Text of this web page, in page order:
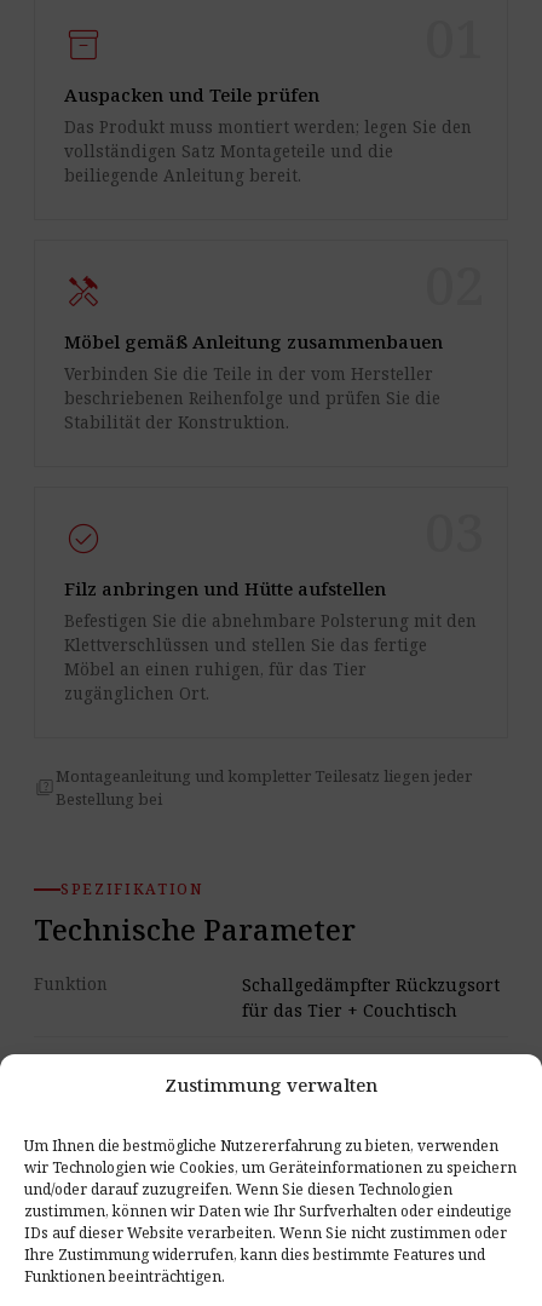
Zustimmung verwalten
Um Ihnen die bestmögliche Nutzererfahrung zu bieten, verwenden
wir Technologien wie Cookies, um Geräteinformationen zu speichern
und/oder darauf zuzugreifen. Wenn Sie diesen Technologien
zustimmen, können wir Daten wie Ihr Surfverhalten oder eindeutige
IDs auf dieser Website verarbeiten. Wenn Sie nicht zustimmen oder
Ihre Zustimmung widerrufen, kann dies bestimmte Features und
Funktionen beeinträchtigen.
inventory_2
Auspacken und Teile prüfen
Das Produkt muss montiert werden; legen Sie den
vollständigen Satz Montageteile und die
beiliegende Anleitung bereit.
handyman
Möbel gemäß Anleitung zusammenbauen
Verbinden Sie die Teile in der vom Hersteller
beschriebenen Reihenfolge und prüfen Sie die
Stabilität der Konstruktion.
check_circle
Filz anbringen und Hütte aufstellen
Befestigen Sie die abnehmbare Polsterung mit den
Klettverschlüssen und stellen Sie das fertige
Möbel an einen ruhigen, für das Tier
zugänglichen Ort.
quiz Montageanleitung und kompletter Teilesatz liegen jeder
Bestellung bei
SPEZIFIKATION
Technische Parameter
Funktion
Schallgedämpfter Rückzugsort
für das Tier + Couchtisch
verfügbare Größe
Empfohlenes
Tiergewicht für M
bis 15 kg
Filzfarben
14 Farben: White, White
Marble, Light Beige, Beige,
Yellow, Light Blue, Blue,